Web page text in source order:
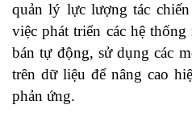
quản lý lực lượng tác
việc phát triển các hệ
bán tự động, sử dụng các
trên dữ liệu để nâng cao
phản ứng.